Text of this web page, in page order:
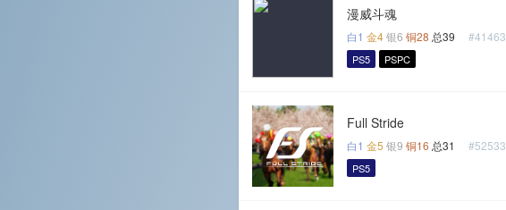
漫威斗魂
白1 金4银6 铜28 总39 #41463
PS5 PSPC
Full Stride
白1 金5 银9 铜16 总31 #52533
PS5